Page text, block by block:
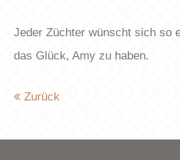
Jeder Züchter wünscht sich so
das Glück, Amy zu haben.
Zurück